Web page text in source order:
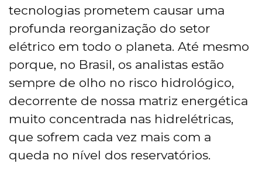
tecnologias prometem causar uma
profunda reorganização do setor
elétrico em todo o planeta. Até mesmo
porque, no Brasil, os analistas estão
sempre de olho no risco hidrológico,
decorrente de nossa matriz energética
muito concentrada nas hidrelétricas,
que sofrem cada vez mais com a
queda no nível dos reservatórios.